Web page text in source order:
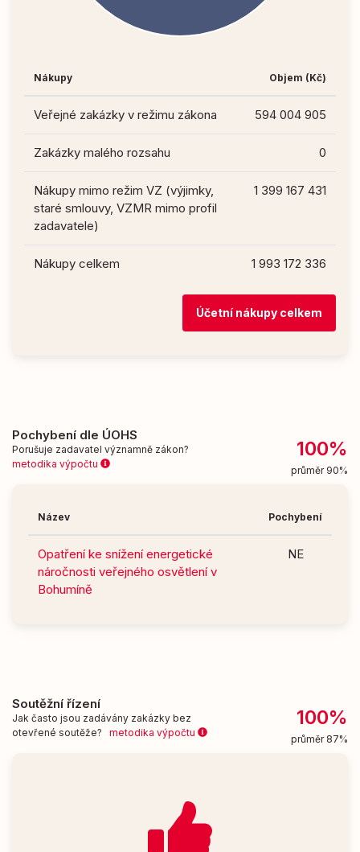
Nákupy Objem (Kč)
Veřejné zakázky v režimu zákona 594 004 905
Zakázky malého rozsahu 0
Nákupy mimo režim VZ (výjimky,
staré smlouvy, VZMR mimo profil
zadavatele)
1 399 167 431
Nákupy celkem 1 993 172 336
Účetní nákupy celkem
Pochybení dle ÚOHS
Porušuje zadavatel významně zákon?
metodika výpočtu
100%
průměr 90%
Název Pochybení
Opatření ke snížení energetické
náročnosti veřejného osvětlení v
Bohumíně
NE
Soutěžní řízení
Jak často jsou zadávány zakázky bez
otevřené soutěže? metodika výpočtu
100%
průměr 87%